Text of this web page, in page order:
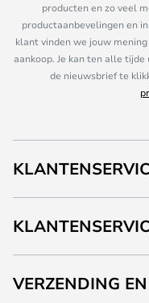
producten en zo veel
productaanbevelingen en
klant vinden we jouw
aankoop. Je kan ten alle
de nieuwsbrief te
VERZENDING